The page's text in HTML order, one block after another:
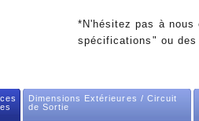
*N'hésitez pas à nous
spécifications" ou
Dimensions Extérieures / Circuit
de Sortie